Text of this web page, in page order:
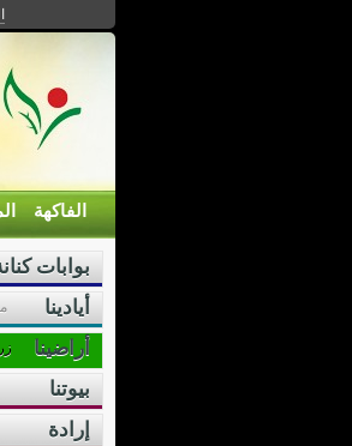
الفاكهة
بوابات
أيادينا
أراضينا
بيوتنا
إرادة